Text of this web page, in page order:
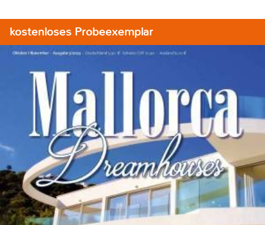
kostenloses Probeexemplar